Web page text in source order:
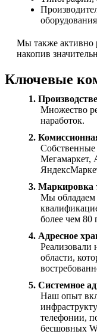
Мы также активно
накопив
Ключевые
1.
Множество
наработок.
2.
Собственные
Мегамаркет,
3. Маркировка
Мы обладаем
более чем 80
4. Адресное
Реализовали
области,
5. Системное
Наш опыт
телефонии,
бесшовных